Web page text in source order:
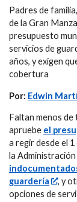
Padres de
de la Gran
presupuesto
servicios de
años, y exigen
cobertura
Por: Edwin
Faltan menos de
apruebe el
a regir desde el
la
guardería
, y
opciones de